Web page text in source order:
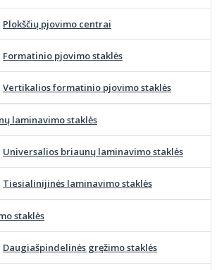
Plokščių pjovimo centrai
Formatinio pjovimo staklės
Vertikalios formatinio pjovimo staklės
laminavimo staklės
Universalios briaunų laminavimo staklės
Tiesialinijinės laminavimo staklės
staklės
Daugiašpindelinės gręžimo staklės